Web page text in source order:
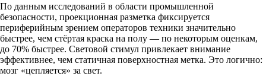
По данным исследований в области промышленной
безопасности, проекционная разметка фиксируется
периферийным зрением операторов техники значительно
быстрее, чем стёртая краска на полу — по некоторым оценкам,
до 70% быстрее. Световой стимул привлекает внимание
эффективнее, чем статичная поверхностная метка. Это логично:
мозг «цепляется» за свет.